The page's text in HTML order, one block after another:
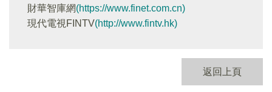
財華智庫網(https://www.finet.com.cn)
現代電視FINTV(http://www.fintv.hk)
返回上頁